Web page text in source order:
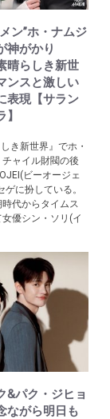
ン”ホ・ナムジ
神がかり
晴らしき新世
ンスと激しい
表現【サラン
き新世界』でホ・
ャイル財閥の後
ビーオージェ
ゲに扮している。
代からタイムス
優シン・ソリ(イ
&パク・ジヒョ
ながら明日も